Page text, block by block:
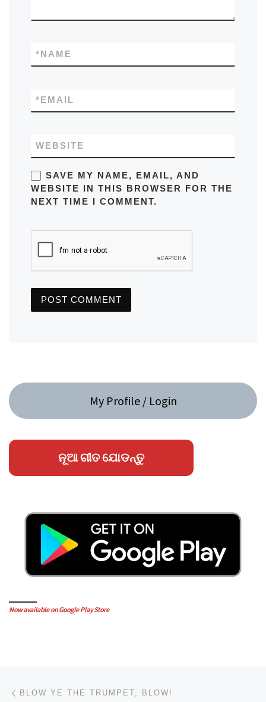
NAME
*
EMAIL
*
WEBSITE
SAVE MY NAME, EMAIL, AND
WEBSITE IN THIS BROWSER FOR THE
NEXT TIME I COMMENT.
My Profile / Login
ନୂଆ ଗୀତ ଯୋଡନ୍ତୁ
Now available on Google Play Store
BLOW YE THE TRUMPET, BLOW!